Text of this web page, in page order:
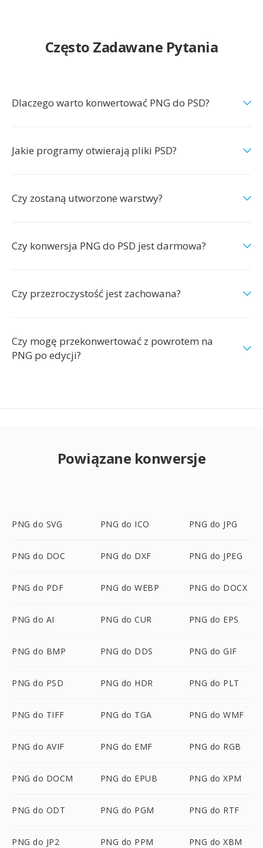
Często Zadawane Pytania
Dlaczego warto konwertować PNG do PSD?
Jakie programy otwierają pliki PSD?
Czy zostaną utworzone warstwy?
Czy konwersja PNG do PSD jest darmowa?
Czy przezroczystość jest zachowana?
Czy mogę przekonwertować z powrotem na
PNG po edycji?
Powiązane konwersje
PNG do SVG PNG do ICO PNG do JPG
PNG do DOC PNG do DXF PNG do JPEG
PNG do PDF PNG do WEBP PNG do DOCX
PNG do AI PNG do CUR PNG do EPS
PNG do BMP PNG do DDS PNG do GIF
PNG do PSD PNG do HDR PNG do PLT
PNG do TIFF PNG do TGA PNG do WMF
PNG do AVIF PNG do EMF PNG do RGB
PNG do DOCM PNG do EPUB PNG do XPM
PNG do ODT PNG do PGM PNG do RTF
PNG do JP2 PNG do PPM PNG do XBM